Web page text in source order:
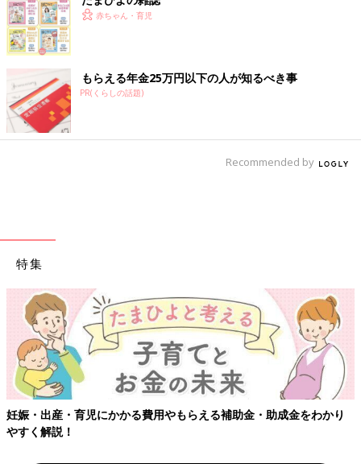
赤ちゃん・育児
もらえる年金25万円以下の人が知るべき事
PR(くらしの話題)
Recommended by
特集
妊娠・出産・育児にかかる費用やもらえる補助金・助成金をわかり
やすく解説！